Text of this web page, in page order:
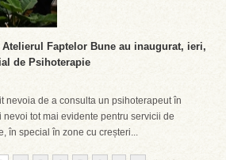
Faptelor Bune au inaugurat, ieri,
de Psihoterapie
nevoia de a consulta un psihoterapeut în
tot mai evidente pentru servicii de
în special în zone cu creșteri...